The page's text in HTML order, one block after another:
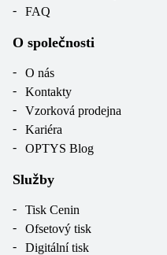
FAQ
O společnosti
O nás
Kontakty
Vzorková prodejna
Kariéra
OPTYS Blog
Služby
Tisk Cenin
Ofsetový tisk
Digitální tisk